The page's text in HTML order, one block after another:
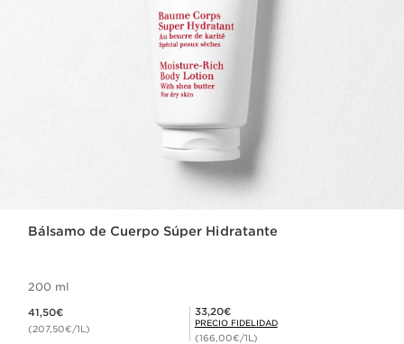
Bálsamo de Cuerpo Súper Hidratante
200 ml
41,50€
(207,50€/1L)
Precio Fidelidad 33,20€
33,20€
PRECIO FIDELIDAD
(166,00€/1L)